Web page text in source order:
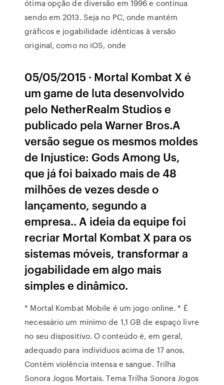
ótima opção de diversão em 1996 e continua
sendo em 2013. Seja no PC, onde mantém
gráficos e jogabilidade idênticas à versão
original, como no iOS, onde
05/05/2015 · Mortal Kombat X é
um game de luta desenvolvido
pelo NetherRealm Studios e
publicado pela Warner Bros.A
versão segue os mesmos moldes
de Injustice: Gods Among Us,
que já foi baixado mais de 48
milhões de vezes desde o
lançamento, segundo a
empresa.. A ideia da equipe foi
recriar Mortal Kombat X para os
sistemas móveis, transformar a
jogabilidade em algo mais
simples e dinâmico.
* Mortal Kombat Mobile é um jogo online. * É
necessário um mínimo de 1,1 GB de espaço livre
no seu dispositivo. O conteúdo é, em geral,
adequado para indivíduos acima de 17 anos.
Contém violência intensa e sangue. Trilha
Sonora Jogos Mortais. Tema Trilha Sonora Jogos